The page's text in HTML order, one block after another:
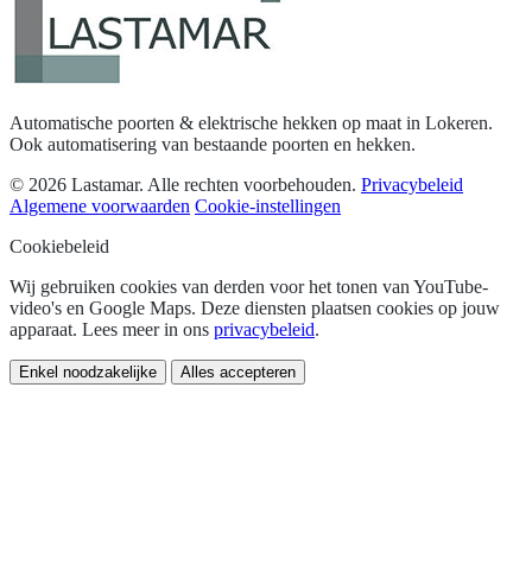
Automatische poorten & elektrische hekken op maat in Lokeren.
Ook automatisering van bestaande poorten en hekken.
© 2026 Lastamar. Alle rechten voorbehouden. Privacybeleid
Algemene voorwaarden Cookie-instellingen
Cookiebeleid
Wij gebruiken cookies van derden voor het tonen van YouTube-
video's en Google Maps. Deze diensten plaatsen cookies op jouw
apparaat. Lees meer in ons privacybeleid.
Enkel noodzakelijke Alles accepteren